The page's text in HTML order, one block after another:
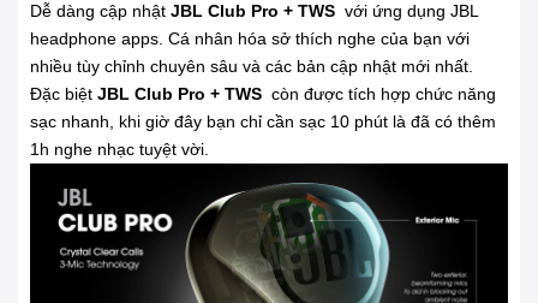
Dễ dàng cập nhật JBL Club Pro + TWS với ứng dụng JBL
headphone apps. Cá nhân hóa sở thích nghe của bạn với
nhiều tùy chỉnh chuyên sâu và các bản cập nhật mới nhất.
Đặc biệt JBL Club Pro + TWS còn được tích hợp chức năng
sạc nhanh, khi giờ đây bạn chỉ cần sạc 10 phút là đã có thêm
1h nghe nhạc tuyệt vời.